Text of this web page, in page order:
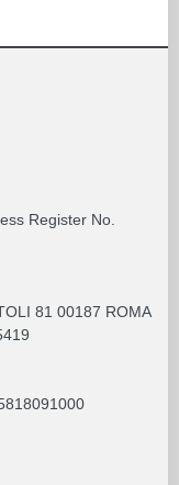
Register No.
81 00187 ROMA